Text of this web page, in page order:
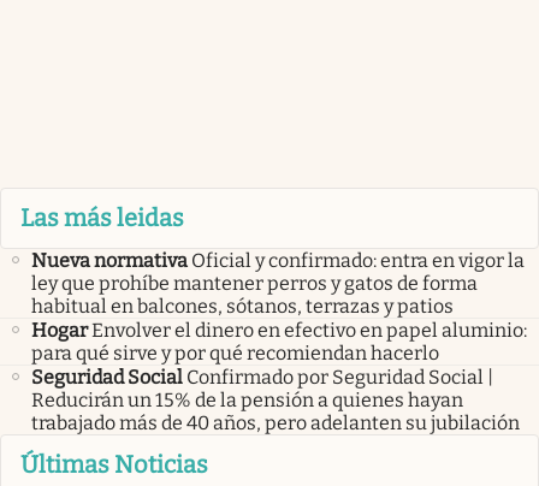
Las más leidas
Nueva normativa Oficial y confirmado: entra en vigor la
ley que prohíbe mantener perros y gatos de forma
habitual en balcones, sótanos, terrazas y patios
HogarEnvolver el dinero en efectivo en papel aluminio:
para qué sirve y por qué recomiendan hacerlo
Seguridad Social Confirmado por Seguridad Social |
Reducirán un 15% de la pensión a quienes hayan
trabajado más de 40 años, pero adelanten su jubilación
Últimas Noticias